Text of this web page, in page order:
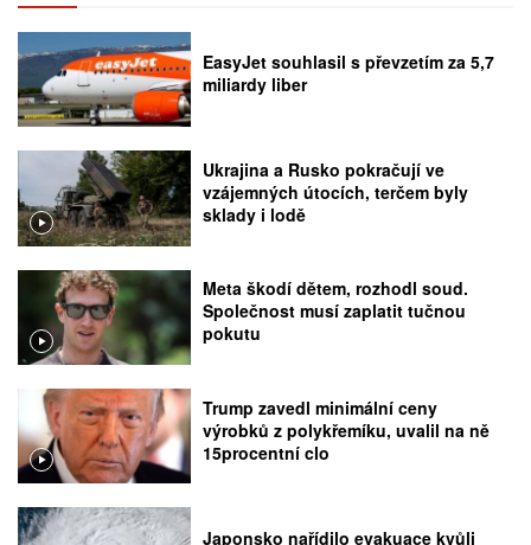
EasyJet souhlasil s převzetím za 5,7
miliardy liber
Ukrajina a Rusko pokračují ve
vzájemných útocích, terčem byly
sklady i lodě
Meta škodí dětem, rozhodl soud.
Společnost musí zaplatit tučnou
pokutu
Trump zavedl minimální ceny
výrobků z polykřemíku, uvalil na ně
15procentní clo
Japonsko nařídilo evakuace kvůli